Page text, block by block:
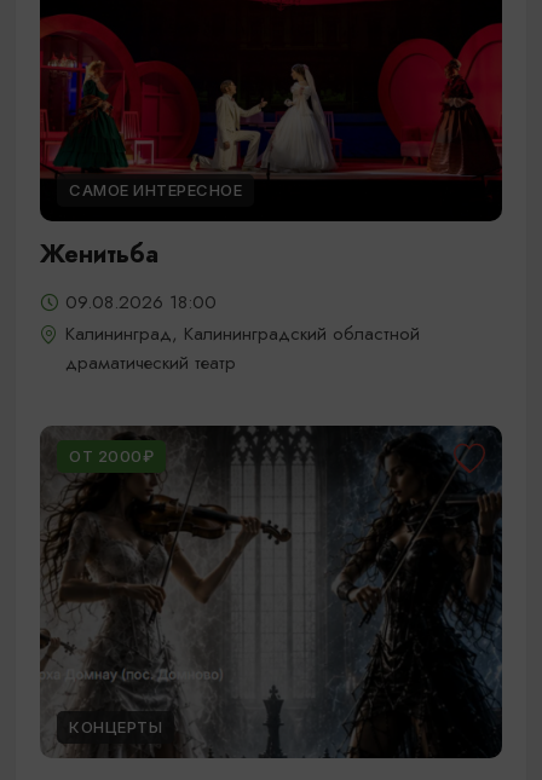
САМОЕ ИНТЕРЕСНОЕ
Женитьба
09.08.2026 18:00
Калининград, Калининградский областной
драматический театр
ОТ 2000₽
КОНЦЕРТЫ